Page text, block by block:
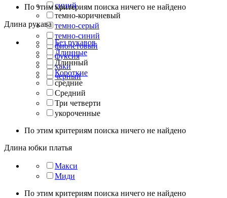
синий
темно-коричневый
темно-серый
темно-синий
фиолетовый
фуксия
хаки
черный
По этим критериям поиска ничего не найдено
Длина рукава
Без рукавов
Длинные
Длинный
Короткие
средние
Средний
Три четверти
укороченные
По этим критериям поиска ничего не найдено
Длина юбки платья
Макси
Миди
По этим критериям поиска ничего не найдено